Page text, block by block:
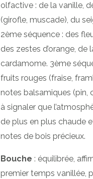
olfactive : de la vanille,
(girofle, muscade), du
2ème séquence : des
des zestes d’orange, de
cardamome. 3ème
fruits rouges (fraise,
notes balsamiques (pin,
à signaler que
de plus en plus chaude
notes de bois précieux.
Bouche : équilibrée,
premier temps vanillée,